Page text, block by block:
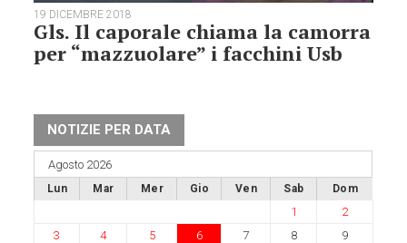
19 DICEMBRE 2018
Gls. Il caporale chiama la camorra
per “mazzuolare” i facchini Usb
NOTIZIE PER DATA
Agosto 2026
Lun Mar Mer Gio Ven Sab Dom
1
2
3
4 5 6 7 8
9